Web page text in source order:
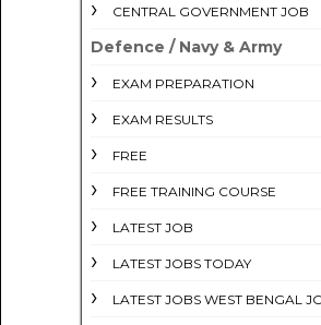
CENTRAL GOVERNMENT JOB
Defence / Navy & Army
EXAM PREPARATION
EXAM RESULTS
FREE
FREE TRAINING COURSE
LATEST JOB
LATEST JOBS TODAY
LATEST JOBS WEST BENGAL